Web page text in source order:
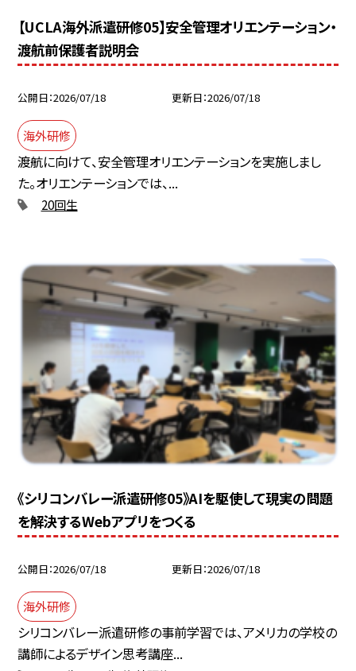
【UCLA海外派遣研修05】安全管理オリエンテーション・
渡航前保護者説明会
公開日 2026/07/18 更新日 2026/07/18
海外研修
渡航に向けて、安全管理オリエンテーションを実施しまし
た。オリエンテーションでは、...
20回生
《シリコンバレー派遣研修05》AIを駆使して現実の問題
を解決するWebアプリをつくる
公開日 2026/07/18 更新日 2026/07/18
海外研修
シリコンバレー派遣研修の事前学習では、アメリカの学校の
講師によるデザイン思考講座...